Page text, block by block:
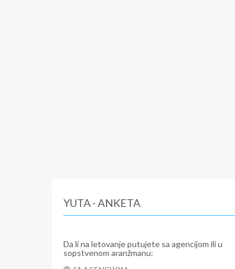
YUTA - ANKETA
Da li na letovanje putujete sa agencijom ili u
sopstvenom aranžmanu: